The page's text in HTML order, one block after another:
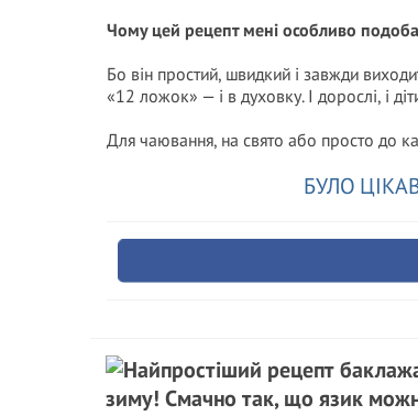
Чому цей рецепт мені особливо
Бо він простий, швидкий і завжди
«12 ложок» — і в духовку. І дорослі, і
Для чаювання, на свято або просто до
БУЛО